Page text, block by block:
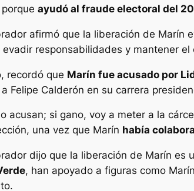
ayudó al fraude electoral del
afirmó que la liberación de Marín
evadir responsabilidades y mantener el
recordó que Marín fue acusado por
Felipe Calderón en su carrera
acusan; si gano, voy a meter a la
una vez que Marín había
dijo que la liberación de Marín es
, han apoyado a figuras como